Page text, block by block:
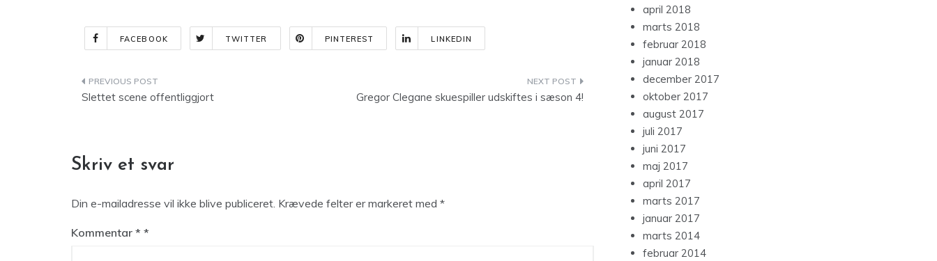
FACEBOOK TWITTER PINTEREST LINKEDIN
Indlægsnavigation
Slettet scene offentliggjort Gregor Clegane skuespiller udskiftes i sæson 4!
Skriv et svar
Din e-mailadresse vil ikke blive publiceret. Krævede felter er markeret med *
Kommentar *
april 2018
marts 2018
februar 2018
januar 2018
december 2017
oktober 2017
august 2017
juli 2017
juni 2017
maj 2017
april 2017
marts 2017
januar 2017
marts 2014
februar 2014